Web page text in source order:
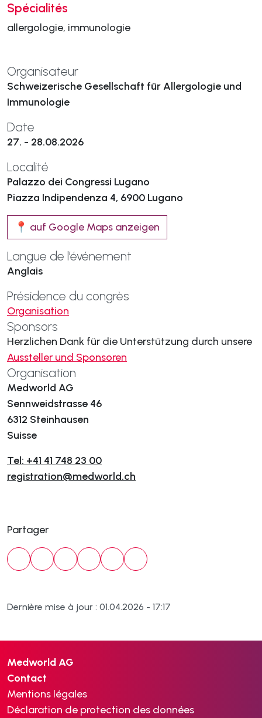
Spécialités
allergologie, immunologie
Organisateur
Schweizerische Gesellschaft für Allergologie und
Immunologie
Date
27. - 28.08.2026
Localité
Palazzo dei Congressi Lugano
Piazza Indipendenza 4, 6900 Lugano
📍 auf Google Maps anzeigen
Langue de l’événement
Anglais
Présidence du congrès
Organisation
Sponsors
Herzlichen Dank für die Unterstützung durch unsere
Aussteller und Sponsoren
Organisation
Medworld AG
Sennweidstrasse 46
6312 Steinhausen
Suisse
Tel: +41 41 748 23 00
registration@medworld.ch
Partager
Dernière mise à jour : 01.04.2026 - 17:17
Medworld AG
Contact
Mentions légales
Déclaration de protection des données